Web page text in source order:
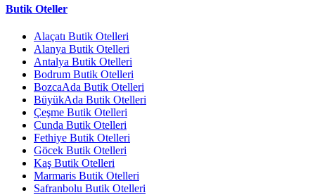
Butik Oteller
Alaçatı Butik Otelleri
Alanya Butik Otelleri
Antalya Butik Otelleri
Bodrum Butik Otelleri
BozcaAda Butik Otelleri
BüyükAda Butik Otelleri
Çeşme Butik Otelleri
Cunda Butik Otelleri
Fethiye Butik Otelleri
Göcek Butik Otelleri
Kaş Butik Otelleri
Marmaris Butik Otelleri
Safranbolu Butik Otelleri